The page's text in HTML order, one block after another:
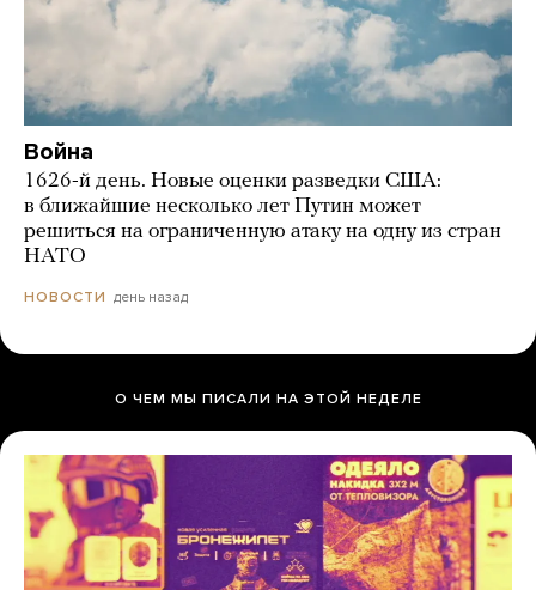
Война
1626-й день. Новые оценки разведки США:
в ближайшие несколько лет Путин может
решиться на ограниченную атаку на одну из стран
НАТО
НОВОСТИ день назад
О ЧЕМ МЫ ПИСАЛИ НА ЭТОЙ НЕДЕЛЕ